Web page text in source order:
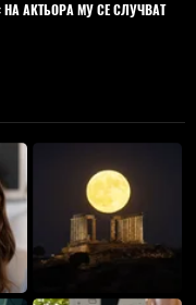
АКТЬОРА МУ СЕ СЛУЧВАТ